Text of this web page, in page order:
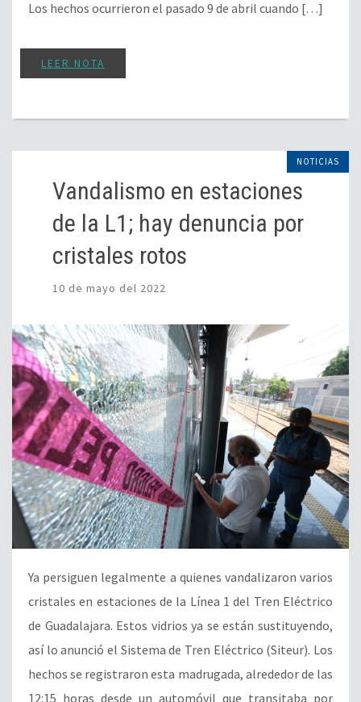
Los hechos ocurrieron el pasado 9 de abril cuando […]
LEER NOTA
NOTICIAS
Vandalismo en estaciones
de la L1; hay denuncia por
cristales rotos
10 de mayo del 2022
Ya persiguen legalmente a quienes vandalizaron varios
cristales en estaciones de la Línea 1 del Tren Eléctrico
de Guadalajara. Estos vidrios ya se están sustituyendo,
así lo anunció el Sistema de Tren Eléctrico (Siteur). Los
hechos se registraron esta madrugada, alrededor de las
12:15 horas desde un automóvil que transitaba por